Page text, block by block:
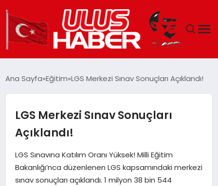
DÜNYA
EKONOMI
TEKNOLOJI
Ana Sayfa Eğitim LGS Merkezi Sınav Sonuçları Açıklandı!
LGS Merkezi Sınav Sonuçları
Açıklandı!
LGS Sınavına Katılım Oranı Yüksek! Milli Eğitim
Bakanlığı’nca düzenlenen LGS kapsamındaki merkezi
sınav sonuçları açıklandı. 1 milyon 38 bin 544